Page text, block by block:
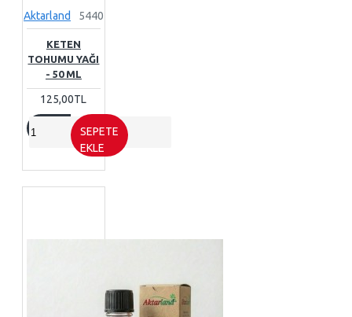
Aktarland 5440
KETEN
TOHUMU YAĞI
- 50 ML
125,00TL
SEPETE
EKLE